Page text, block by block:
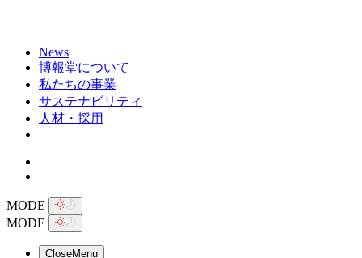
News
博報堂について
私たちの事業
サステナビリティ
人材・採用
MODE
MODE
CloseMenu